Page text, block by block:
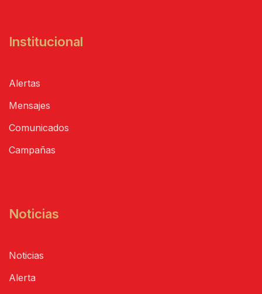
Institucional
Alertas
Mensajes
Comunicados
Campañas
Noticias
Noticias
Alerta